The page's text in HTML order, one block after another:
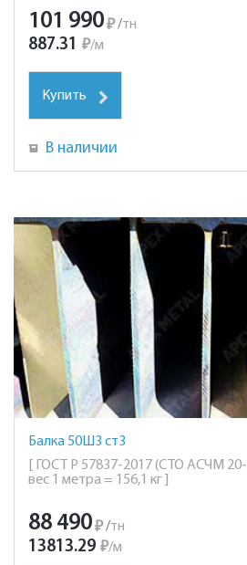
101 990₽ /тн
887.31 ₽/м
Купить
В наличии
Балка 50Ш3 ст3
[ ГОСТ Р 57837-2017 (СТО АСЧМ
вес 1 метра = 156,1 кг ]
88 490₽ /тн
13813.29 ₽/м